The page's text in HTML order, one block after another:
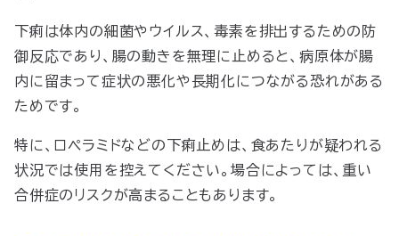
下痢は体内の細菌やウイルス、毒素を排出するための防
御反応であり、腸の動きを無理に止めると、病原体が腸
内に留まって症状の悪化や長期化につながる恐れがある
ためです。
特に、ロペラミドなどの下痢止めは、食あたりが疑われる
状況では使用を控えてください。場合によっては、重い
合併症のリスクが高まることもあります。